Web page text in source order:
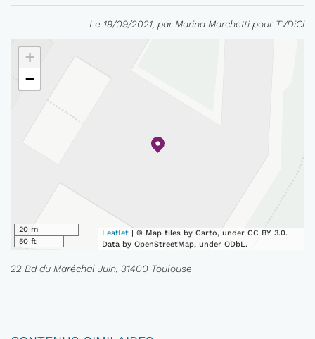
Le 19/09/2021, par Marina Marchetti pour TVDiCi
+
−
20 m
50 ft
Leaflet | © Map tiles by Carto, under CC BY 3.0.
Data by OpenStreetMap, under ODbL.
22 Bd du Maréchal Juin, 31400 Toulouse